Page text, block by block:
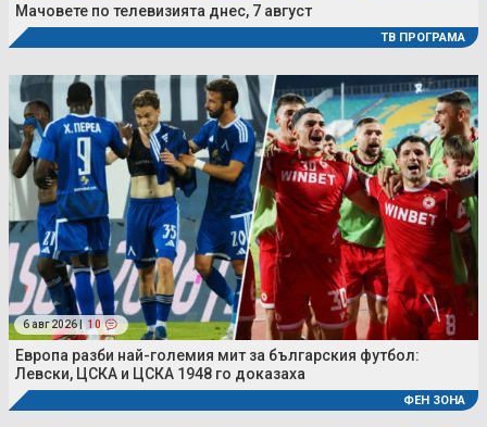
Мачовете по телевизията днес, 7 август
ТВ ПРОГРАМА
6 авг 2026 | 10
Европа разби най-големия мит за българския футбол:
Левски, ЦСКА и ЦСКА 1948 го доказаха
ФЕН ЗОНА